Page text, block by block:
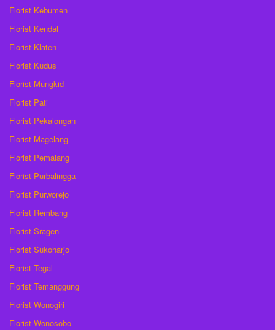
Florist Kebumen
Florist Kendal
Florist Klaten
Florist Kudus
Florist Mungkid
Florist Pati
Florist Pekalongan
Florist Magelang
Florist Pemalang
Florist Purbalingga
Florist Purworejo
Florist Rembang
Florist Sragen
Florist Sukoharjo
Florist Tegal
Florist Temanggung
Florist Wonogiri
Florist Wonosobo